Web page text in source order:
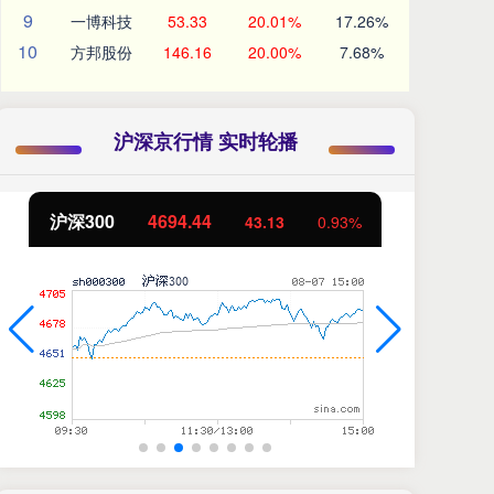
9 一博科技 53.33 20.01% 17.26%
10 方邦股份 146.16 20.00% 7.68%
沪深京行情 实时轮播
北证50 1134.24 11.37 1.01%